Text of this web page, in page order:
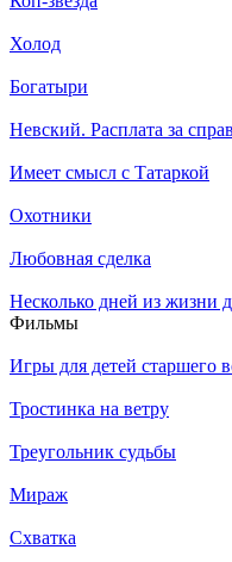
Холод
Богатыри
Невский. Расплата за
Имеет смысл с Татаркой
Охотники
Любовная сделка
Несколько дней из жизни
Филь­мы
Игры для детей старшего
Тростинка на ветру
Треугольник судьбы
Мираж
Схватка